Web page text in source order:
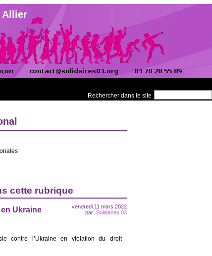
Allier
Rechercher dans le site
cette rubrique
vendredi 11 mars 2022
par Solidaires 03
Ukraine
contre l’Ukraine en violation du droit